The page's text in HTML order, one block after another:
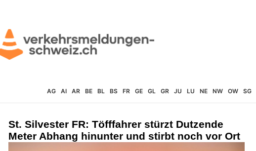
AG AI AR BE BL BS FR GE GL GR JU LU NE NW OW SG
St. Silvester FR: Töfffahrer stürzt Dutzende
Meter Abhang hinunter und stirbt noch vor Ort